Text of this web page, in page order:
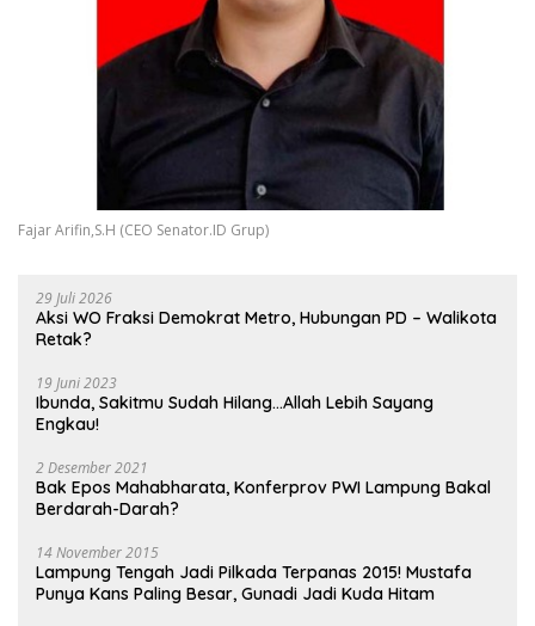
Fajar Arifin,S.H (CEO Senator.ID Grup)
29 Juli 2026
Aksi WO Fraksi Demokrat Metro, Hubungan PD – Walikota
Retak?
19 Juni 2023
Ibunda, Sakitmu Sudah Hilang…Allah Lebih Sayang
Engkau!
2 Desember 2021
Bak Epos Mahabharata, Konferprov PWI Lampung Bakal
Berdarah-Darah?
14 November 2015
Lampung Tengah Jadi Pilkada Terpanas 2015! Mustafa
Punya Kans Paling Besar, Gunadi Jadi Kuda Hitam